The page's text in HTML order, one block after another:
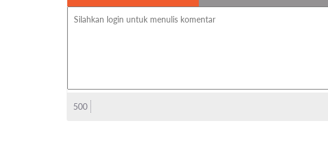
500